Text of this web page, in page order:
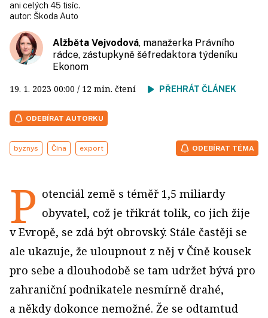
ani celých 45 tisíc.
autor: Škoda Auto
Alžběta Vejvodová, manažerka Právního
rádce, zástupkyně šéfredaktora týdeníku
Ekonom
19. 1. 2023 00:00 / 12 min. čtení PŘEHRÁT ČLÁNEK
ODEBÍRAT AUTORKU
byznys Čína export ODEBÍRAT TÉMA
P otenciál země s téměř 1,5 miliardy
obyvatel, což je třikrát tolik, co jich žije
v Evropě, se zdá být obrovský. Stále častěji se
ale ukazuje, že uloupnout z něj v Číně kousek
pro sebe a dlouhodobě se tam udržet bývá pro
zahraniční podnikatele nesmírně drahé,
a někdy dokonce nemožné. Že se odtamtud